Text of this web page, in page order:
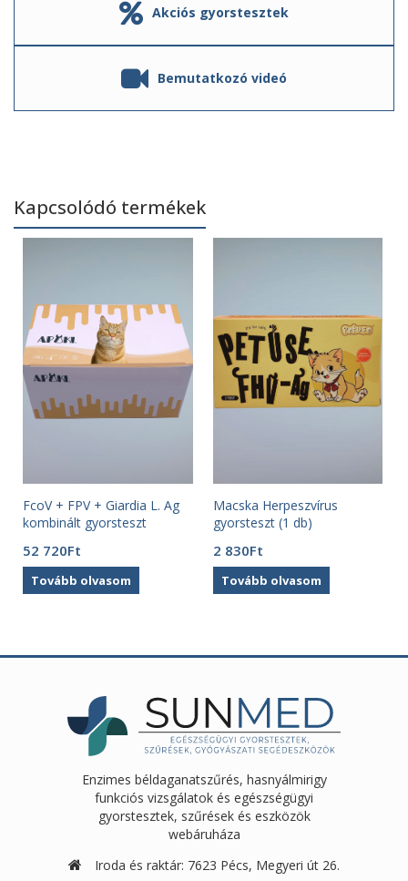
Akciós gyorstesztek
Bemutatkozó videó
Kapcsolódó termékek
FcoV + FPV + Giardia L. Ag
kombinált gyorsteszt
APOKI (10 db)
52 720Ft
Tovább olvasom
Macska Herpeszvírus
gyorsteszt (1 db)
2 830Ft
Tovább olvasom
Enzimes béldaganatszűrés, hasnyálmirigy
funkciós vizsgálatok és egészségügyi
gyorstesztek, szűrések és eszközök
webáruháza
Iroda és raktár: 7623 Pécs, Megyeri út 26.